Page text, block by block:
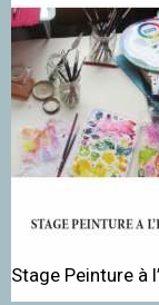
Stage Peinture à